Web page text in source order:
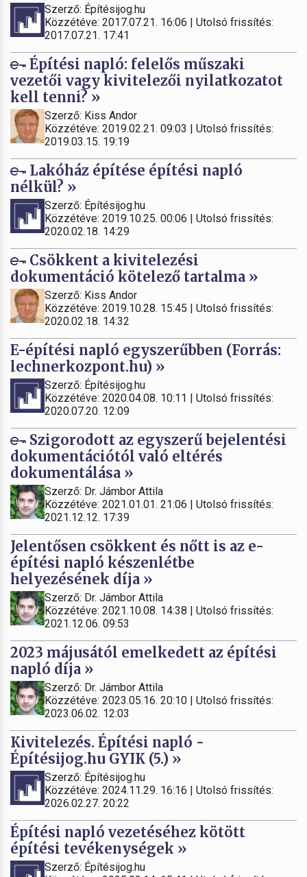
Szerző: Építésijog.hu
Közzétéve: 2017.07.21. 16:06 | Utolsó frissítés:
2017.07.21. 17:41
Építési napló: felelős műszaki
vezetői vagy kivitelezői nyilatkozatot
kell tenni? »
Szerző: Kiss Andor
Közzétéve: 2019.02.21. 09:03 | Utolsó frissítés:
2019.03.15. 19:19
Lakóház építése építési napló
nélkül? »
Szerző: Építésijog.hu
Közzétéve: 2019.10.25. 00:06 | Utolsó frissítés:
2020.02.18. 14:29
Csökkent a kivitelezési
dokumentáció kötelező tartalma »
Szerző: Kiss Andor
Közzétéve: 2019.10.28. 15:45 | Utolsó frissítés:
2020.02.18. 14:32
E-építési napló egyszerűbben (Forrás:
lechnerkozpont.hu) »
Szerző: Építésijog.hu
Közzétéve: 2020.04.08. 10:11 | Utolsó frissítés:
2020.07.20. 12:09
Szigorodott az egyszerű bejelentési
dokumentációtól való eltérés
dokumentálása »
Szerző: Dr. Jámbor Attila
Közzétéve: 2021.01.01. 21:06 | Utolsó frissítés:
2021.12.12. 17:39
Jelentősen csökkent és nőtt is az e-
építési napló készenlétbe
helyezésének díja »
Szerző: Dr. Jámbor Attila
Közzétéve: 2021.10.08. 14:38 | Utolsó frissítés:
2021.12.06. 09:53
2023 májusától emelkedett az építési
napló díja »
Szerző: Dr. Jámbor Attila
Közzétéve: 2023.05.16. 20:10 | Utolsó frissítés:
2023.06.02. 12:03
Kivitelezés. Építési napló -
Építésijog.hu GYIK (5.) »
Szerző: Építésijog.hu
Közzétéve: 2024.11.29. 16:16 | Utolsó frissítés:
2026.02.27. 20:22
Építési napló vezetéséhez kötött
építési tevékenységek »
Szerző: Építésijog.hu